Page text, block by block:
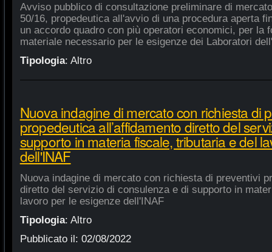
Avviso pubblico di consultazione preliminare di
50/16, propedeutica all'avvio di una procedura aperta
un accordo quadro con più operatori economici, per la
materiale necessario per le esigenze dei Laboratori
Tipologia: Altro
Nuova indagine di mercato con richiesta di
propedeutica all’affidamento diretto del
supporto in materia fiscale, tributaria e del
dell'INAF
Nuova indagine di mercato con richiesta di preventivi
diretto del servizio di consulenza e di supporto in
lavoro per le esigenze dell'INAF
Tipologia: Altro
Pubblicato il: 02/08/2022